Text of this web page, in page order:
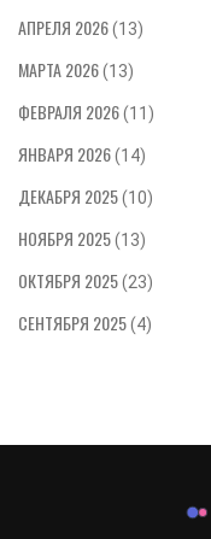
АПРЕЛЯ 2026(13)
МАРТА 2026(13)
ФЕВРАЛЯ 2026(11)
ЯНВАРЯ 2026(14)
ДЕКАБРЯ 2025(10)
НОЯБРЯ 2025(13)
ОКТЯБРЯ 2025(23)
СЕНТЯБРЯ 2025(4)